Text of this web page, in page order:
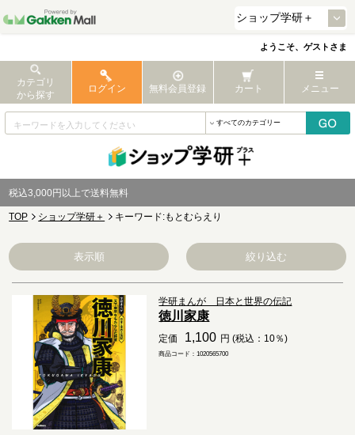
ようこそ、ゲストさま
カテゴリ
から探す
ログイン 無料会員登録 カート メニュー
税込3,000円以上で送料無料
TOP ショップ学研＋ キーワード:もとむらえり
表示順 絞り込む
学研まんが 日本と世界の伝記
徳川家康
定価 1,100 円 (税込：10％)
商品コード：1020565700